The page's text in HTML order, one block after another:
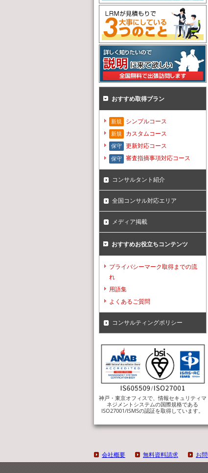
おすすめ取得プラン
新規 シンプルコース
新規 カスタムコース
保守 更新対応コース
保守 審査指摘事項対応コース
コンサルタント紹介
全国コンサル対応エリア
メディア掲載
おすすめお役立ちコンテンツ
プライバシーマーク取得までの流
れ
用語集
よくあるご質問
コンサルティングポリシー
神戸・東京オフィスで、情報セキュリティマ
ネジメントシステムの国際規格である
ISO27001/ISMSの認証を取得しています。
会社概要
無料資料請求 お